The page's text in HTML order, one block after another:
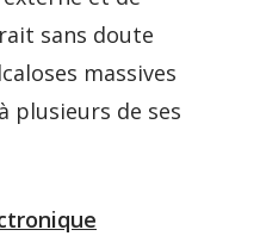
sans doute
massives
plusieurs de ses